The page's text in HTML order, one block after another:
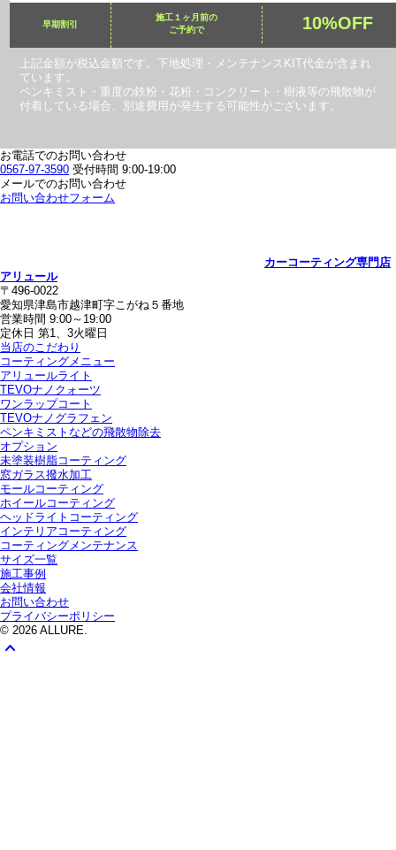
早期割引
施工１ヶ月前の
ご予約で
10%OFF
上記金額が税込金額です。下地処理・メンテナンスKIT代金が含まれ
ています。
ペンキミスト・重度の鉄粉・花粉・コンクリート・樹液等の飛散物が
付着している場合、別途費用が発生する可能性がございます。
お電話でのお問い合わせ
0567-97-3590 受付時間 9:00-19:00
メールでのお問い合わせ
お問い合わせフォーム
カーコーティング専門店
アリュール
〒496-0022
愛知県津島市越津町字こがね５番地
営業時間 9:00～19:00
定休日 第1、3火曜日
当店のこだわり
コーティングメニュー
アリュールライト
TEVOナノクォーツ
ワンラップコート
TEVOナノグラフェン
ペンキミストなどの飛散物除去
オプション
未塗装樹脂コーティング
窓ガラス撥水加工
モールコーティング
ホイールコーティング
ヘッドライトコーティング
インテリアコーティング
コーティングメンテナンス
サイズ一覧
施工事例
会社情報
お問い合わせ
プライバシーポリシー
© 2026 ALLURE.
keyboard_arrow_up